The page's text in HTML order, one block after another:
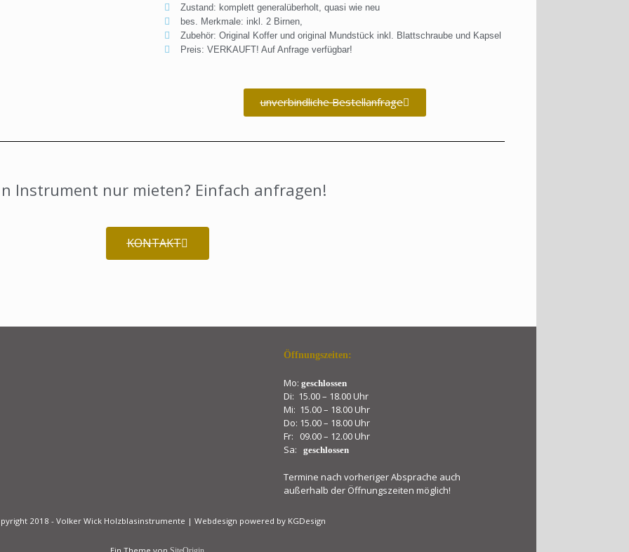
Zustand: komplett generalüberholt, quasi wie neu
bes. Merkmale: inkl. 2 Birnen,
Zubehör: Original Koffer und original Mundstück inkl. Blattschraube und Kapsel
Preis: VERKAUFT! Auf Anfrage verfügbar!
unverbindliche Bestellanfrage
Instrument nur mieten? Einfach anfragen!
KONTAKT
Öffnungszeiten:
Mo: geschlossen
Di: 15.00 – 18.00 Uhr
Mi: 15.00 – 18.00 Uhr
Do: 15.00 – 18.00 Uhr
Fr: 09.00 – 12.00 Uhr
Sa:
geschlossen
Termine nach vorheriger Absprache auch
außerhalb der Öffnungszeiten möglich!
2018 - Volker Wick Holzblasinstrumente | Webdesign powered by KGDesign
Ein Theme von SiteOrigin